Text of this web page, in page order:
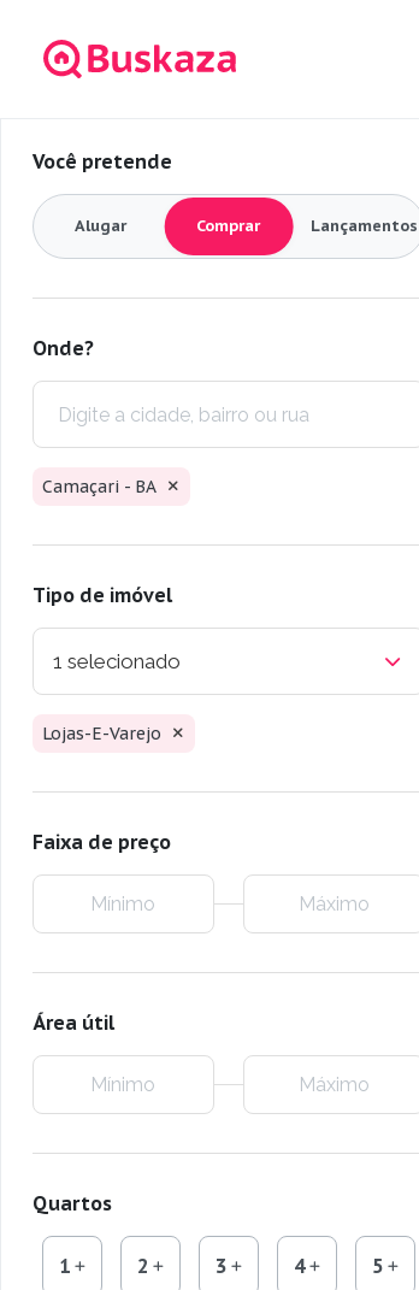
Você pretende
Alugar Comprar Lançamentos
Onde?
Camaçari - BA
Tipo de imóvel
1 selecionado
Lojas-E-Varejo
Faixa de preço
Área útil
Quartos
1 2 3 4 5